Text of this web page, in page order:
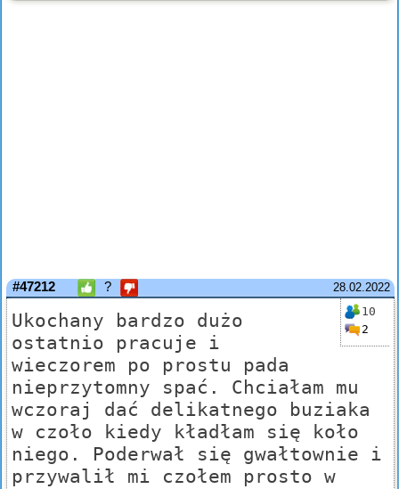
28.02.2022
#47212 ?
10
2
Ukochany bardzo dużo
ostatnio pracuje i
wieczorem po prostu pada
nieprzytomny spać. Chciałam mu
wczoraj dać delikatnego buziaka
w czoło kiedy kładłam się koło
niego. Poderwał się gwałtownie i
przywalił mi czołem prosto w